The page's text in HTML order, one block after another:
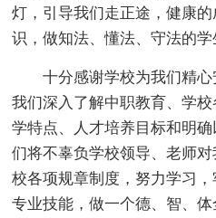
灯，引导我们走正途，健康
识，做知法、懂法、守法的学
十分感谢学校为我们精
我们深入了解中职教育、学
学特点、人才培养目标和明
们将不辜负学校领导、老师
校各项规章制度，努力学习
专业技能，做一个德、智、